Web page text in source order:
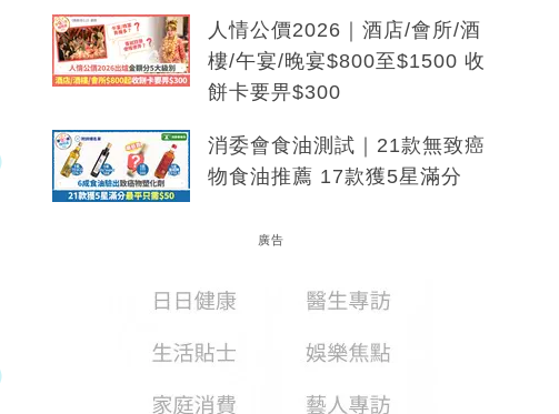
人情公價2026｜酒店/會所/酒
樓/午宴/晚宴$800至$1500 收
餅卡要畀$300
消委會食油測試｜21款無致癌
物食油推薦 17款獲5星滿分
廣告